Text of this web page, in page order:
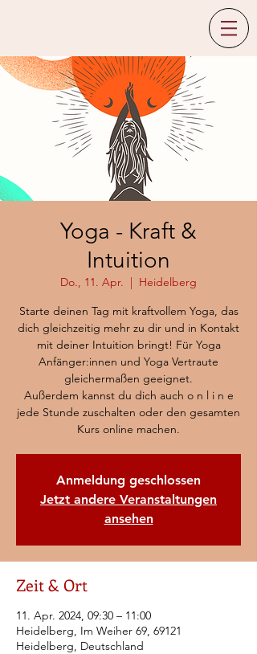
Yoga - Kraft &
Intuition
Do., 11. Apr.
  |
Heidelberg
Starte deinen Tag mit kraftvollem Yoga, das
dich gleichzeitig mehr zu dir und in Kontakt
mit deiner Intuition bringt! Für Yoga
Anfänger:innen und Yoga Vertraute
gleichermaßen geeignet.
Außerdem kannst du dich auch o n l i n e
jede Stunde zuschalten oder den gesamten
Kurs online machen.
Anmeldung geschlossen
Jetzt andere Veranstaltungen
ansehen
Zeit & Ort
11. Apr. 2024, 09:30 – 11:00
Heidelberg, Im Weiher 69, 69121
Heidelberg, Deutschland